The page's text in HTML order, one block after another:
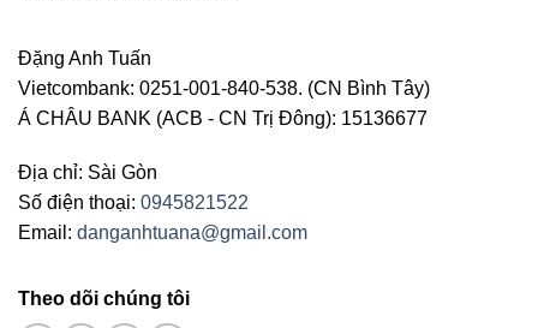
Đặng Anh Tuấn
Vietcombank: 0251-001-840-538. (CN Bình Tây)
Á CHÂU BANK (ACB - CN Trị Đông): 15136677
Địa chỉ: Sài Gòn
Số điện thoại: 0945821522
Email: danganhtuana@gmail.com
Theo dõi chúng tôi